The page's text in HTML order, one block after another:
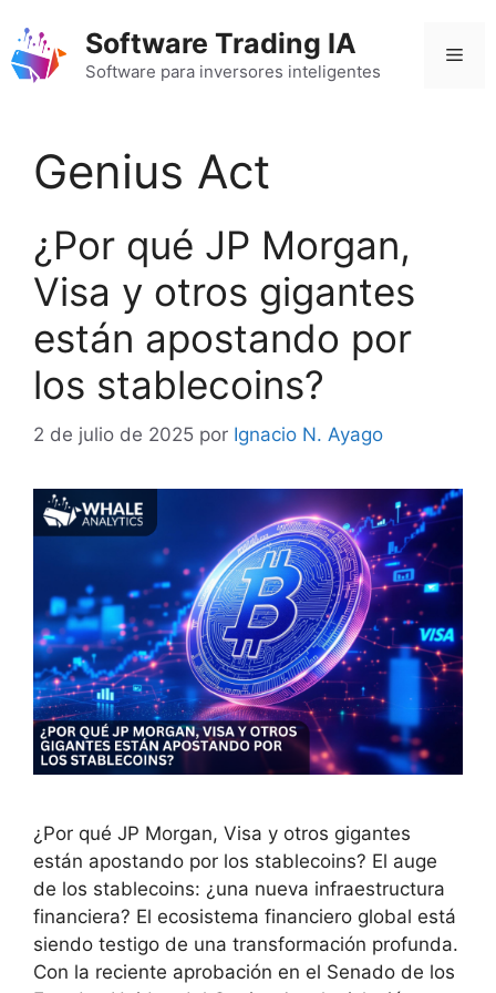
contenido
Software Trading IA
Software para inversores inteligentes
Genius Act
¿Por qué JP Morgan,
Visa y otros gigantes
están apostando por
los stablecoins?
2 de julio de 2025 por Ignacio N. Ayago
¿Por qué JP Morgan, Visa y otros gigantes
están apostando por los stablecoins? El auge
de los stablecoins: ¿una nueva infraestructura
financiera? El ecosistema financiero global está
siendo testigo de una transformación profunda.
Con la reciente aprobación en el Senado de los